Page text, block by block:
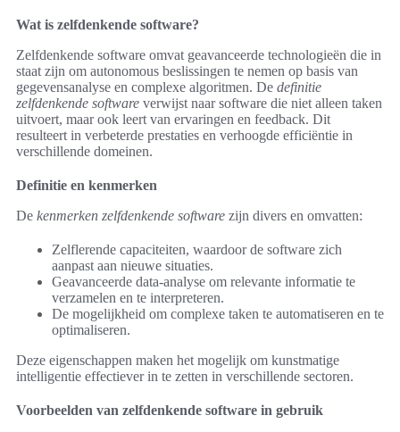
Wat is zelfdenkende software?
Zelfdenkende software omvat geavanceerde technologieën die in
staat zijn om auto­nomous beslissingen te nemen op basis van
gegevensanalyse en complexe algoritmen. De definitie
zelfdenkende software verwijst naar software die niet alleen taken
uitvoert, maar ook leert van ervaringen en feedback. Dit
resulteert in verbeterde prestaties en verhoogde efficiëntie in
verschillende domeinen.
Definitie en kenmerken
De kenmerken zelfdenkende software zijn divers en omvatten:
Zelflerende capaciteiten, waardoor de software zich
aanpast aan nieuwe situaties.
Geavanceerde data-analyse om relevante informatie te
verzamelen en te interpreteren.
De mogelijkheid om complexe taken te automatiseren en te
optimaliseren.
Deze eigenschappen maken het mogelijk om kunstmatige
intelligentie effectiever in te zetten in verschillende sectoren.
Voorbeelden van zelfdenkende software in gebruik